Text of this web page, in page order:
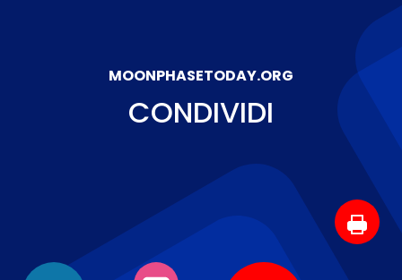
MOONPHASETODAY.ORG
CONDIVIDI